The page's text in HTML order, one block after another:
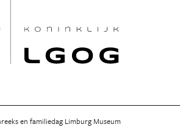
en familiedag Limburg Museum